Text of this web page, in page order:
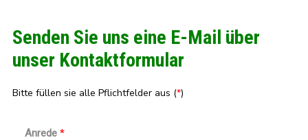
Senden Sie uns eine E-Mail über
unser Kontaktformular
Bitte füllen sie alle Pflichtfelder aus (*)
Anrede *